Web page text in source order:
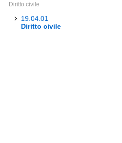
Diritto civile
19.04.01
Diritto civile